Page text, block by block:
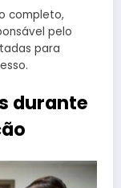
completo,
pelo
para
durante